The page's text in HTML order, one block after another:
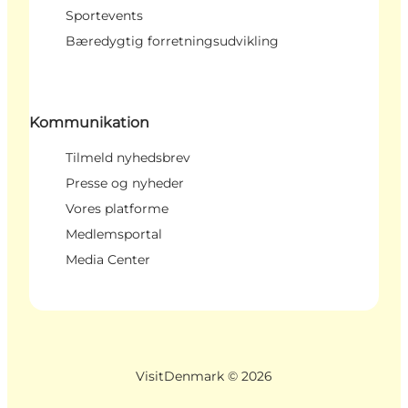
Sportevents
Bæredygtig forretningsudvikling
Kommunikation
Tilmeld nyhedsbrev
Presse og nyheder
Vores platforme
Medlemsportal
Media Center
VisitDenmark © 2026